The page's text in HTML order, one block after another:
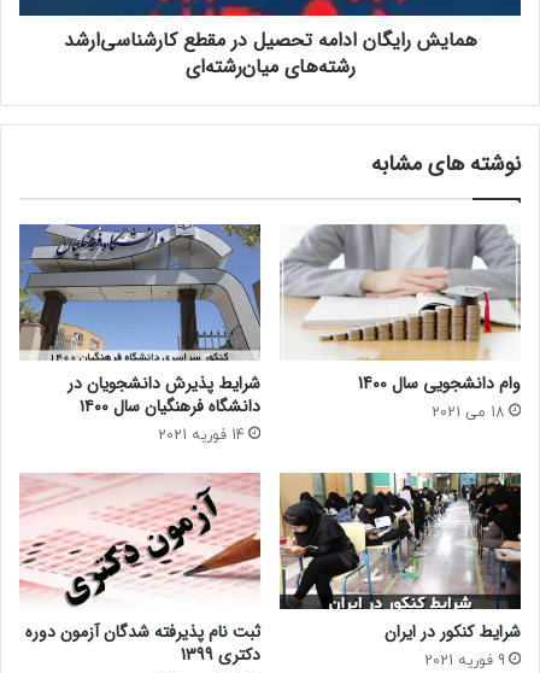
میان‌رشته‌ای
همایش رایگان ادامه تحصیل در مقطع کارشناسی‌ارشد
رشته‌های میان‌رشته‌ای
نوشته های مشابه
وام دانشجویی سال 1400
18 می 2021
شرایط پذیرش دانشجویان در
دانشگاه فرهنگیان سال ۱۴۰۰
14 فوریه 2021
شرایط کنکور در ایران
9 فوریه 2021
ثبت نام پذیرفته شدگان آزمون دوره
دکتری 1399